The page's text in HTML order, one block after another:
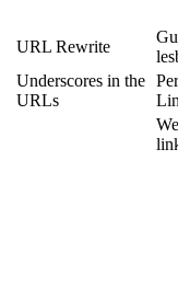
URL Rewrite
Underscores in the
URLs